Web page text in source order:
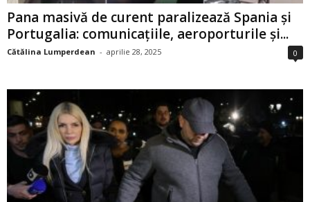
Pana masivă de curent paralizează Spania și
Portugalia: comunicațiile, aeroporturile și...
Cătălina Lumperdean - aprilie 28, 2025 0